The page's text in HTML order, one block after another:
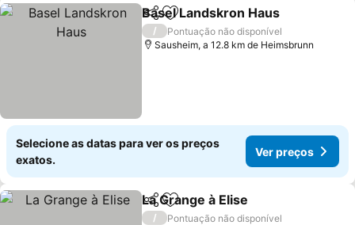
PartilharAdicionar aos favoritos
Basel Landskron Haus
/
Pontuação não disponível
Sausheim, a 12.8 km de Heimsbrunn
Selecione as datas para ver os preços
exatos.
Ver preços
PartilharAdicionar aos favoritos
La Grange à Elise
/
Pontuação não disponível